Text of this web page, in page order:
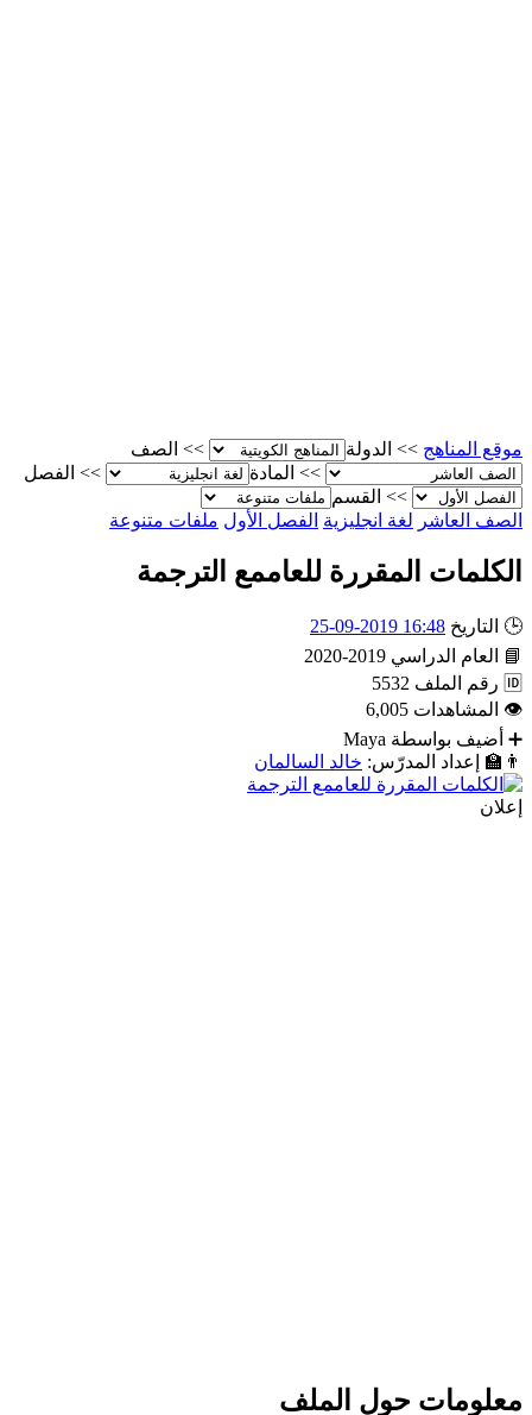
موقع المناهج >> الدولة >>
الصف
>>
المادة >>
الفصل
>>
القسم
الصف العاشر لغة انجليزية الفصل الأول ملفات متنوعة
الكلمات المقررة للعاممع الترجمة
🕒 التاريخ 16:48 2019-09-25
📘
العام الدراسي 2019-2020
🆔 رقم الملف 5532
👁
المشاهدات 6,005
➕
أضيف بواسطة Maya
👨‍🏫
إعداد المدرّس: خالد السالمان
إعلان
معلومات حول الملف